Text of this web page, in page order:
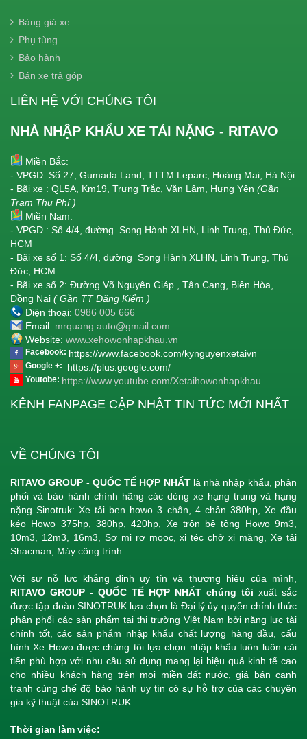
Bảng giá xe
Phụ tùng
Bảo hành
Bán xe trả góp
LIÊN HỆ VỚI CHÚNG TÔI
NHÀ NHẬP KHẨU XE TẢI NẶNG - RITAVO
Miền Bắc:
- VPGD: Số 27, Gumada Land, TTTM Leparc, Hoàng Mai, Hà Nội
- Bãi xe : QL5A, Km19, Trưng Trắc, Văn Lâm, Hưng Yên (Gần
Trạm Thu Phí )
Miền Nam:
- VPGD : Số 4/4, đường Song Hành XLHN, Linh Trung, Thủ Đức,
HCM
- Bãi xe số 1: Số 4/4, đường Song Hành XLHN, Linh Trung, Thủ
Đức, HCM
- Bãi xe số 2: Đường Võ Nguyên Giáp , Tân Cang, Biên Hòa,
Đồng Nai ( Gần TT Đăng Kiểm )
Điện thoại: 0986 005 666
Email: mrquang.auto@gmail.com
Website: www.xehowonhapkhau.vn
Facebook: https://www.facebook.com/kynguyenxetaivn
Google +: https://plus.google.com/
Youtobe: https://www.youtube.com/Xetaihowonhapkhau
KÊNH FANPAGE CẬP NHẬT TIN TỨC MỚI NHẤT
VỀ CHÚNG TÔI
RITAVO GROUP - QUỐC TẾ HỢP NHẤT là nhà nhập khẩu, phân
phối và bảo hành chính hãng các dòng xe hạng trung và hạng
nặng Sinotruk: Xe tải ben howo 3 chân, 4 chân 380hp, Xe đầu
kéo Howo 375hp, 380hp, 420hp, Xe trộn bê tông Howo 9m3,
10m3, 12m3, 16m3, Sơ mi rơ mooc, xi téc chở xi măng, Xe tải
Shacman, Máy công trình...
Với sự nỗ lực khẳng định uy tín và thương hiệu của mình,
RITAVO GROUP - QUỐC TẾ HỢP NHẤT chúng tôi xuất sắc
được tập đoàn SINOTRUK lựa chọn là Đại lý ủy quyền chính thức
phân phối các sản phẩm tại thị trường Việt Nam bởi năng lực tài
chính tốt, các sản phẩm nhập khẩu chất lượng hàng đầu, cấu
hình Xe Howo được chúng tôi lựa chọn nhập khẩu luôn luôn cải
tiến phù hợp với nhu cầu sử dụng mang lại hiệu quả kinh tế cao
cho nhiều khách hàng trên mọi miền đất nước, giá bán cạnh
tranh cùng chế độ bảo hành uy tín có sự hỗ trợ của các chuyên
gia kỹ thuật của SINOTRUK.
Thời gian làm việc: